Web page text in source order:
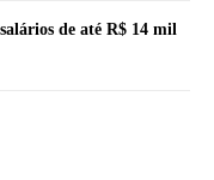
de até R$ 14 mil